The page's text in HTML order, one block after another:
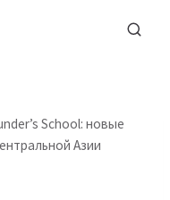
School: новые
Азии